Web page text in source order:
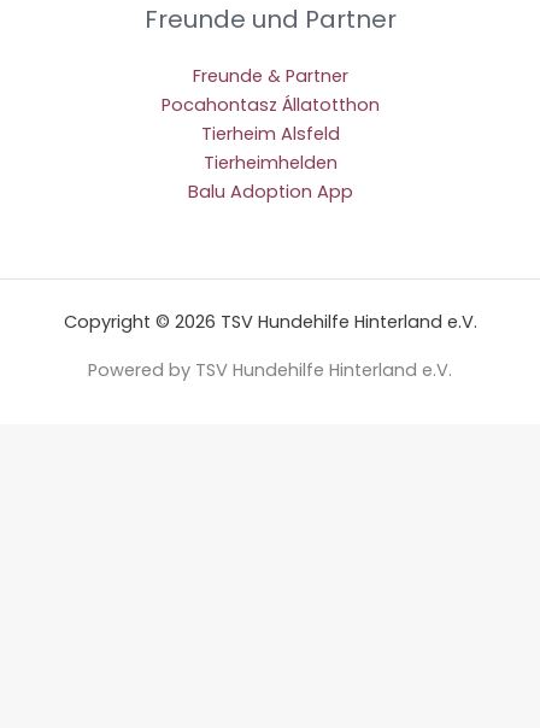
Freunde und Partner
Freunde & Partner
Pocahontasz Állatotthon
Tierheim Alsfeld
Tierheimhelden
Balu Adoption App
Copyright © 2026 TSV Hundehilfe Hinterland e.V.
Powered by TSV Hundehilfe Hinterland e.V.